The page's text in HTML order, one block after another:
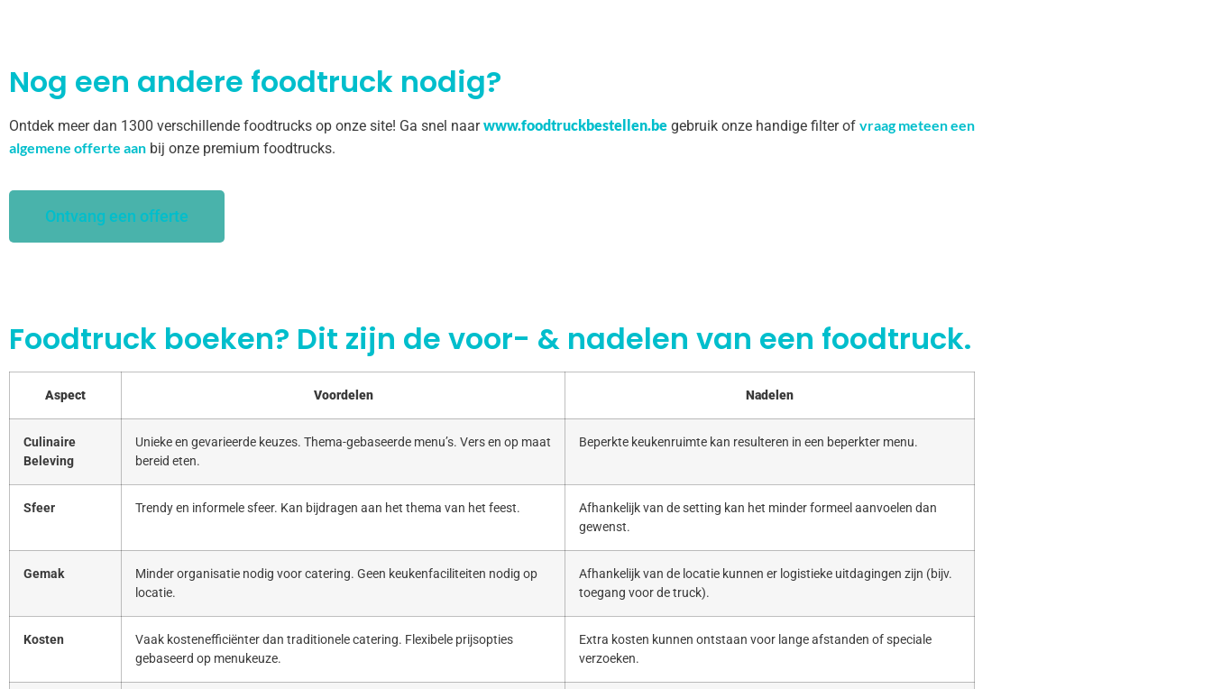
Nog een andere foodtruck nodig?
Ontdek meer dan 1300 verschillende foodtrucks op onze site! Ga snel naarwww.foodtruckbestellen.be gebruik onze handige filter of vraag meteen een
algemene offerte aan bij onze premium foodtrucks.
Ontvang een offerte
Foodtruck boeken? Dit zijn de voor- & nadelen van een foodtruck.
Aspect Voordelen Nadelen
Culinaire
Beleving
Unieke en gevarieerde keuzes. Thema-gebaseerde menu’s. Vers en op maat
bereid eten.
Beperkte keukenruimte kan resulteren in een beperkter menu.
Sfeer Trendy en informele sfeer. Kan bijdragen aan het thema van het feest.
Afhankelijk van de setting kan het minder formeel aanvoelen dan
gewenst.
Gemak
Minder organisatie nodig voor catering. Geen keukenfaciliteiten nodig op
locatie.
Afhankelijk van de locatie kunnen er logistieke uitdagingen zijn (bijv.
toegang voor de truck).
Kosten
Vaak kostenefficiënter dan traditionele catering. Flexibele prijsopties
gebaseerd op menukeuze.
Extra kosten kunnen ontstaan voor lange afstanden of speciale
verzoeken.